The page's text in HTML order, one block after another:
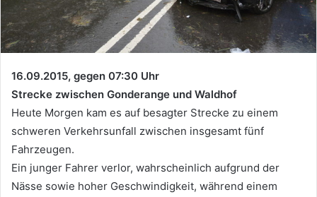
16.09.2015, gegen 07:30 Uhr
Strecke zwischen Gonderange und Waldhof
Heute Morgen kam es auf besagter Strecke zu einem
schweren Verkehrsunfall zwischen insgesamt fünf
Fahrzeugen.
Ein junger Fahrer verlor, wahrscheinlich aufgrund der
Nässe sowie hoher Geschwindigkeit, während einem